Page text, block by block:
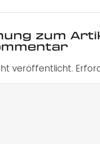
zum
veröffentlicht.